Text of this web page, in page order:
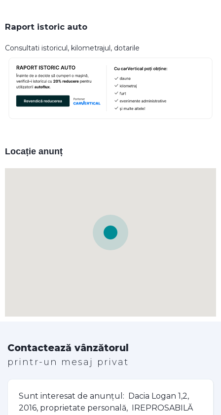
Raport istoric auto
Consultati istoricul, kilometrajul, dotarile
Locație anunț
Contactează vânzătorul
printr-un mesaj privat